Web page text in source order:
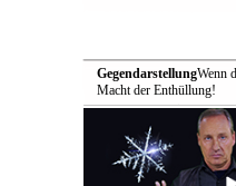
GegendarstellungWenn
Macht der Enthüllung!